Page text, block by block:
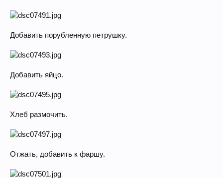
Добавить порубленную петрушку.
Добавить яйцо.
Хлеб размочить.
Отжать, добавить к фаршу.